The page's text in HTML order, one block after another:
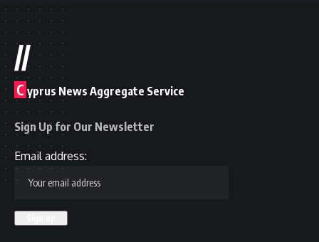
//
C yprus News Aggregate Service
Sign Up for Our Newsletter
Email address: